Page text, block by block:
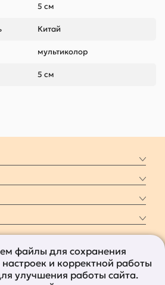
5 см
Китай
мультиколор
5 см
161 Заказать звонок
файлы для сохранения
настроек и корректной работы
улучшения работы сайта.